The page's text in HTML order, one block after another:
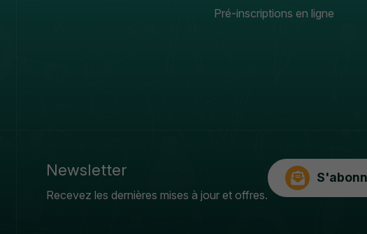
Pré-inscriptions en ligne
Newsletter
Recevez les dernières mises à jour et offres.